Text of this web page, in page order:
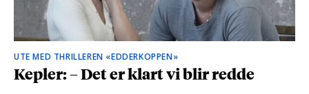
UTE MED THRILLEREN «EDDERKOPPEN»
Kepler: – Det er klart vi blir redde